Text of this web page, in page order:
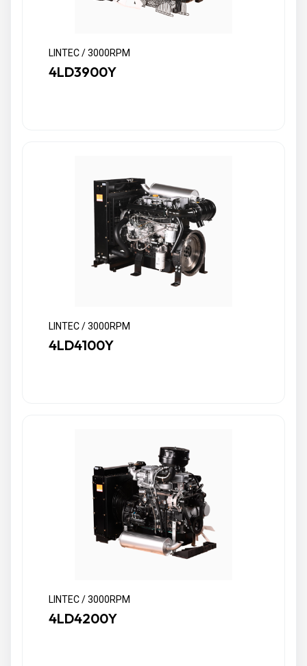
LINTEC / 3000RPM
4LD3900Y
LINTEC / 3000RPM
4LD4100Y
LINTEC / 3000RPM
4LD4200Y